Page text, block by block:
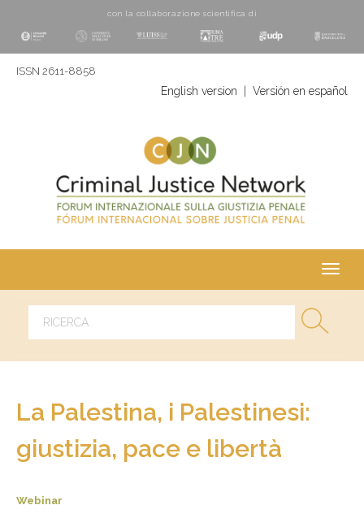
con la collaborazione scientifica di
ISSN 2611-8858
English version Versión en español
La Palestina, i Palestinesi:
giustizia, pace e libertà
Webinar